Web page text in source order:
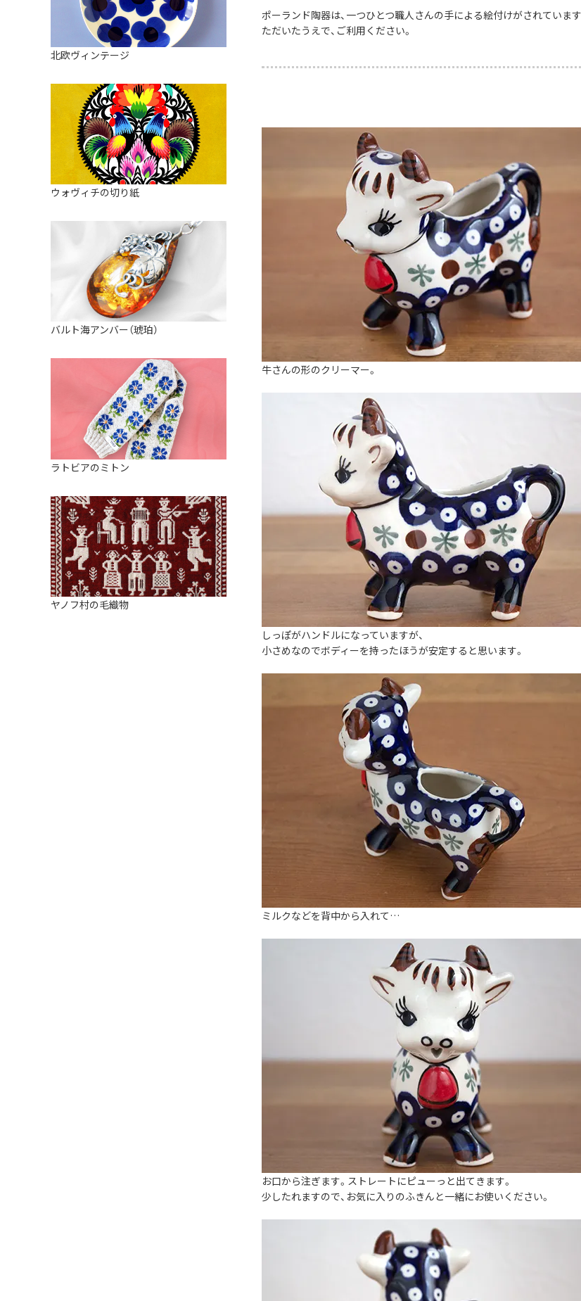
ポーランド陶器は、一つひとつ職人さんの手による絵付けがされていま
ただいたうえで、ご利用ください。
牛さんの形のクリーマー。
しっぽがハンドルになっていますが、
小さめなのでボディーを持ったほうが安定すると思います。
ミルクなどを背中から入れて…
お口から注ぎます。ストレートにピューっと出てきます。
少したれますので、お気に入りのふきんと一緒にお使いください。
薬味入れ
ミキシングボウル
すべて見る
クリーマー
小物入れ
アロマポット
バスケット
装飾用タイル・プレート
ミニチュア
天使さま
カードスタンド
マグネット
すべて見る
北欧ヴィンテージ
ウォヴィチの切り紙
バルト海アンバー（琥珀）
ラトビアのミトン
ヤノフ村の毛織物